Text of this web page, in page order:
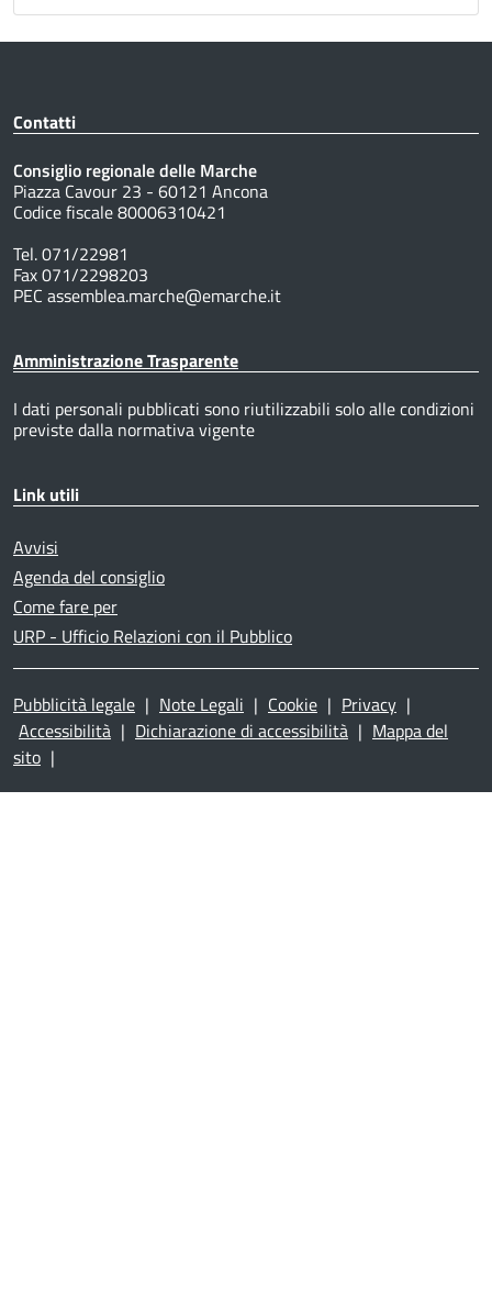
Contatti
Consiglio regionale delle Marche
Piazza Cavour 23 - 60121 Ancona
Codice fiscale 80006310421
Tel. 071/22981
Fax 071/2298203
PEC assemblea.marche@emarche.it
Amministrazione Trasparente
I dati personali pubblicati sono riutilizzabili solo alle condizioni
previste dalla normativa vigente
Link utili
Avvisi
Agenda del consiglio
Come fare per
URP - Ufficio Relazioni con il Pubblico
Pubblicità legale | Note Legali | Cookie | Privacy |
Accessibilità | Dichiarazione di accessibilità | Mappa del
sito |